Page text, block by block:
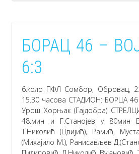
БОРАЦ 46 –
6:3
6.коло ПФЛ Сомбор, Обровац,
15.30 часова СТАДИОН: БОРЦА
Урош Хорњак (Гајдобра)
48.мин и Г.Станојев у 80мин
Т.Николић (Цвијић), Рамић,
(Михајило М.), Ранисављев